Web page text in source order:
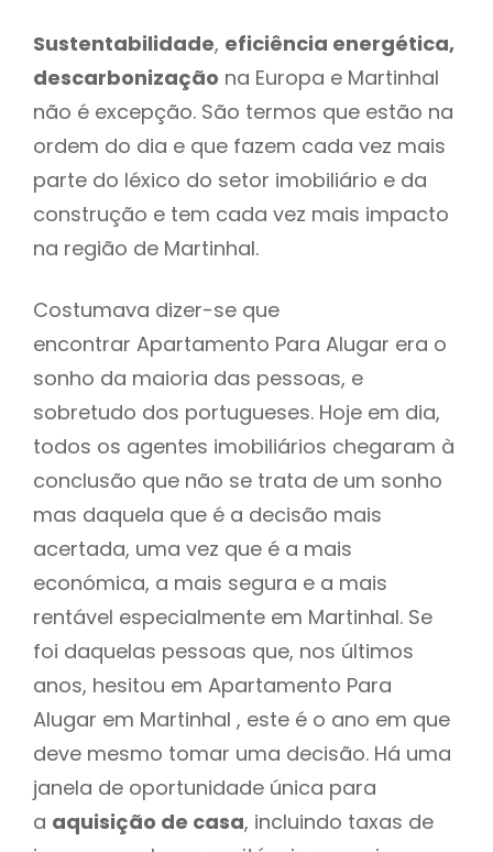
Sustentabilidade, eficiência energética,
descarbonização na Europa e Martinhal
não é excepção. São termos que estão na
ordem do dia e que fazem cada vez mais
parte do léxico do setor imobiliário e da
construção e tem cada vez mais impacto
na região de Martinhal.
Costumava dizer-se que
encontrar Apartamento Para Alugar era o
sonho da maioria das pessoas, e
sobretudo dos portugueses. Hoje em dia,
todos os agentes imobiliários chegaram à
conclusão que não se trata de um sonho
mas daquela que é a decisão mais
acertada, uma vez que é a mais
económica, a mais segura e a mais
rentável especialmente em Martinhal. Se
foi daquelas pessoas que, nos últimos
anos, hesitou em Apartamento Para
Alugar em Martinhal , este é o ano em que
deve mesmo tomar uma decisão. Há uma
janela de oportunidade única para
a aquisição de casa, incluindo taxas de